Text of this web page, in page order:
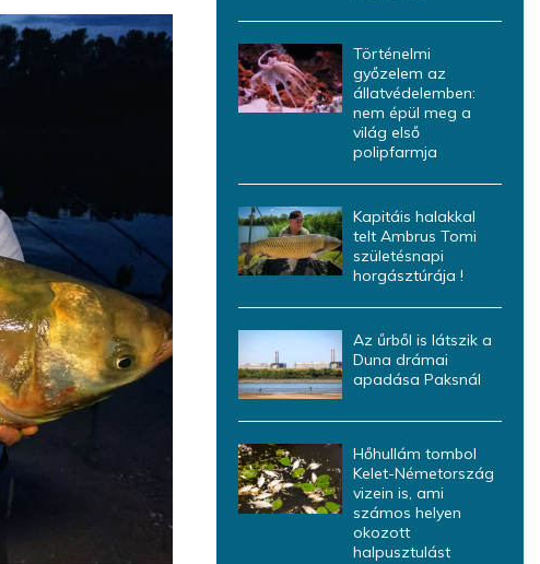
Történelmi
győzelem az
állatvédelemben:
nem épül meg a
világ első
polipfarmja
Kapitáis halakkal
telt Ambrus Tomi
születésnapi
horgásztúrája !
Az űrből is látszik a
Duna drámai
apadása Paksnál
Hőhullám tombol
Kelet-Németország
vizein is, ami
számos helyen
okozott
halpusztulást